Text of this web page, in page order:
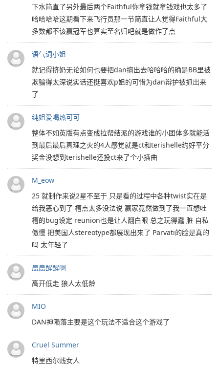
下水简直了另外最后两个Faithful你拿钱就拿钱戏也太多了
哈哈哈哈这期看下来飞行员那一节简直让人觉得Faithful大
多数都不该赢冠军也算实至名归吧就是做作了点
语气词小姐
就记得挤奶无论如何也要把dan搞出去哈哈哈的确是BB里被
欺骗得太深说实话还挺喜欢p姐的可惜为dan辩护被抓出来
了
纯姐爱喝热可可
整体不如英版有点变成拉帮结派的游戏谁的小团体多就能活
到最后最后真理之火的4人感觉就是ct和terishelle约好平分
奖金没想到terishelle还投ct来了个小插曲
M_eow
25 就制作来说2星不至于 只是看的过程中各种twist实在是
给我恶心到了 槽点太多没法说 赢家竟然做到了我一直想吐
槽的bug设定 reunion也是让人翻白眼 总之玩得蠢 脏 自私
傲慢 把美国人stereotype都展现出来了 Parvati的脸是真的
吗 太年轻了
晨晨醒醒啊
高开低走 狼人太低龄
MIO
DAN神陨落主要是这个玩法不适合这个游戏了
Cruel Summer
特里西尔贱女人